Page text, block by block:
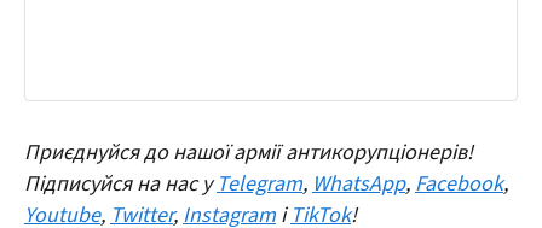
Приєднуйся до нашої армії антикорупціонерів!
Підписуйся на нас уTelegram,WhatsApp,Facebook,
Youtube,Twitter,Instagram іTikTok!